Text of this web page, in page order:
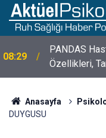
10:30
10 Mayıs
Mayıs
Anasayfa
DUYGUSU